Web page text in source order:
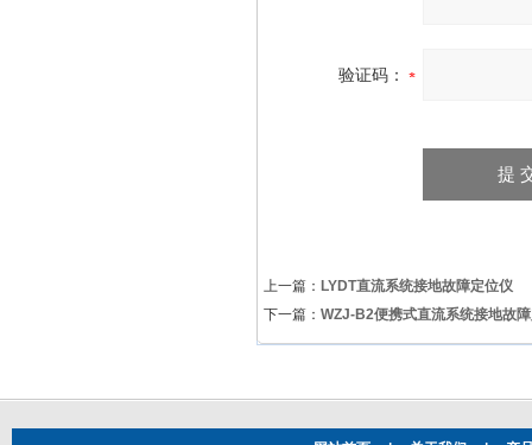
验证码：
上一篇： LYDT直流系统接地故障定位仪
下一篇： WZJ-B2便携式直流系统接地故